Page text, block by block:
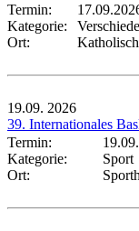
Termin:
Kategorie:
Ort:
19.09. 2026
39. Internationales
Termin:
Kategorie:
Sport
Ort: